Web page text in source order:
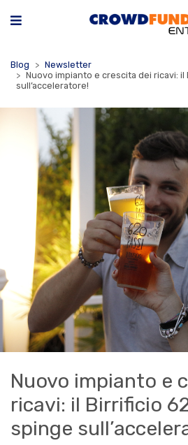
Blog
Newsletter
Nuovo impianto e crescita dei ricavi: il
sull’acceleratore!
Nuovo impianto e
ricavi: il Birrificio
spinge